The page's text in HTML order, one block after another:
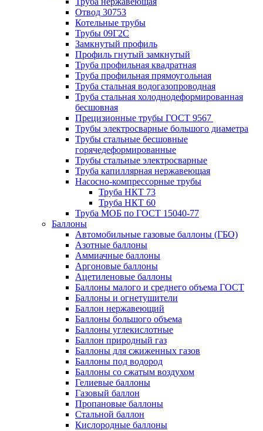
Отвод 30753
Котельные трубы
Трубы 09Г2С
Замкнутый профиль
Профиль гнутый замкнутый
Труба профильная квадратная
Труба профильная прямоугольная
Труба стальная водогазопроводная
Труба стальная холоднодеформированная
бесшовная
Прецизионные трубы ГОСТ 9567
Трубы электросварные большого диаметра
Трубы стальные бесшовные
горячедеформированные
Трубы стальные электросварные
Труба капиллярная нержавеющая
Насосно-компрессорные трубы
Труба НКТ 73
Труба НКТ 60
Труба МОБ по ГОСТ 15040-77
Баллоны
Автомобильные газовые баллоны (ГБО)
Азотные баллоны
Аммиачные баллоны
Аргоновые баллоны
Ацетиленовые баллоны
Баллоны малого и среднего объема ГОСТ
Баллоны и огнетушители
Баллон нержавеющий
Баллоны большого объема
Баллоны углекислотные
Баллон природный газ
Баллоны для сжиженных газов
Баллоны под водород
Баллоны со сжатым воздухом
Гелиевые баллоны
Газовый баллон
Пропановые баллоны
Стальной баллон
Кислородные баллоны